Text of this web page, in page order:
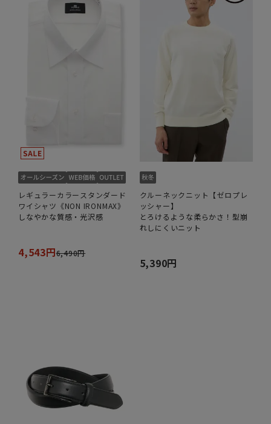
レギュラーカラースタンダード
ワイシャツ《NON IRONMAX》
しなやかな質感・光沢感
4,543円6,490円
クルーネックニット【ゼロプレ
ッシャー】
とろけるような柔らかさ！型崩
れしにくいニット
5,390円